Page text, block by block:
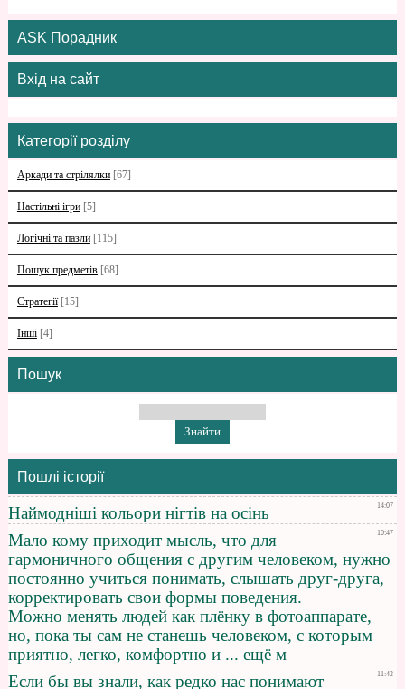
ASK Порадник
Вхід на сайт
Категорії розділу
Аркади та стрілялки [67]
Настільні ігри [5]
Логічні та пазли [115]
Пошук предметів [68]
Стратегії [15]
Інші [4]
Пошук
Пошлі історії